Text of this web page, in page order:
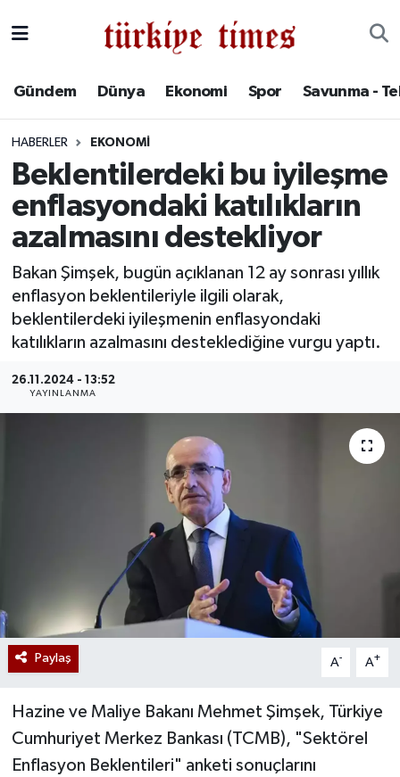
Gündem Dünya Ekonomi Spor Savunma -
HABERLER EKONOMI
Beklentilerdeki bu iyileşme
enflasyondaki katılıkların
azalmasını destekliyor
Bakan Şimşek, bugün açıklanan 12 ay sonrası yıllık
enflasyon beklentileriyle ilgili olarak,
beklentilerdeki iyileşmenin enflasyondaki
katılıkların azalmasını desteklediğine vurgu yaptı.
26.11.2024 - 13:52
YAYINLANMA
Paylaş A- A+
Hazine ve Maliye Bakanı Mehmet Şimşek, Türkiye
Cumhuriyet Merkez Bankası (TCMB), "Sektörel
Enflasyon Beklentileri" anketi sonuçlarını
Spor
Savunma - Teknoloji
Kültür - Sanat
Yaşam
Süper Lig Puan Durumu ve Fikstür
Tüm Manşetler
Son Dakika Haberleri
Haber Arşivi